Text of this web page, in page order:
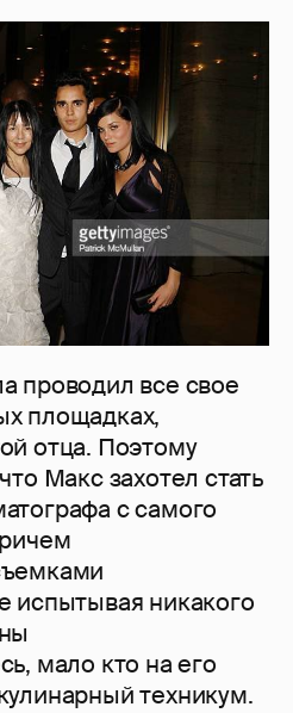
проводил все свое
площадках,
отца. Поэтому
Макс захотел стать
с самого
испытывая никакого
мало кто на его
техникум.